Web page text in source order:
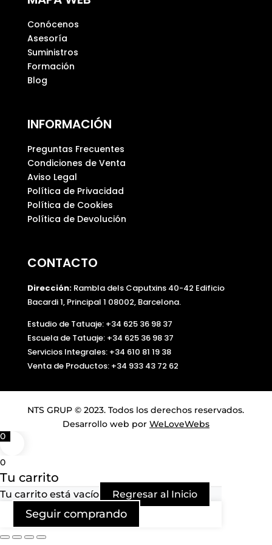
a
c
í
o
.
Conócenos
Asesoría
Suministros
Formación
Blog
INFORMACIÓN
Preguntas Frecuentes
Condiciones de Venta
Aviso Legal
Política de Privacidad
Política de Cookies
Política de Devolución
CONTACTO
Dirección:Rambla dels Caputxins 40-42 Edificio
Bacardi 1, Principal 1 08002, Barcelona.
Estudio de Tatuaje: +34 625 36 98 37
Escuela de Tatuaje: +34 625 36 98 37
Servicios Integrales: +34 610 81 19 38
Venta de Productos: +34 933 43 72 62
NTS GRUP © 2023. Todos los derechos reservados.
Desarrollo web por WeLoveWebs
0
0
Tu carrito
Tu carrito está vacío Regresar al Inicio
Seguir comprando